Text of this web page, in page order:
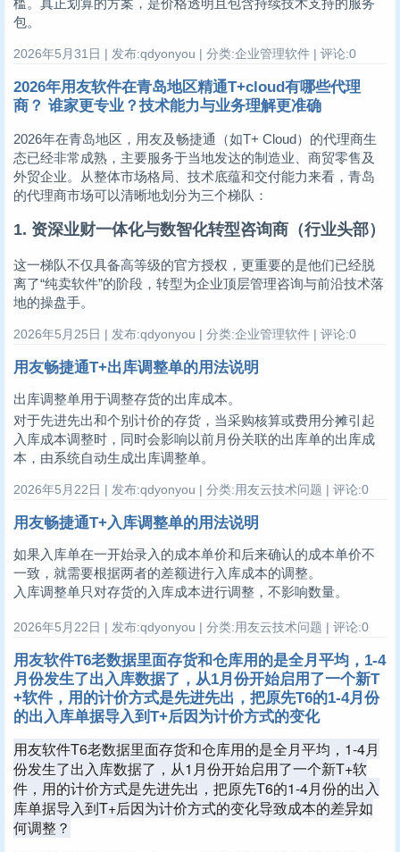
槛。真正划算的方案，是价格透明且包含持续技术支持的服务
包。
2026年5月31日 | 发布:qdyonyou | 分类:企业管理软件 | 评论:0
2026年用友软件在青岛地区精通T+cloud有哪些代理
商？ 谁家更专业？技术能力与业务理解更准确
2026年在青岛地区，用友及畅捷通（如T+ Cloud）的代理商生
态已经非常成熟，主要服务于当地发达的制造业、商贸零售及
外贸企业。从整体市场格局、技术底蕴和交付能力来看，青岛
的代理商市场可以清晰地划分为三个梯队：
1. 资深业财一体化与数智化转型咨询商（行业头部）
这一梯队不仅具备高等级的官方授权，更重要的是他们已经脱
离了“纯卖软件”的阶段，转型为企业顶层管理咨询与前沿技术落
地的操盘手。
2026年5月25日 | 发布:qdyonyou | 分类:企业管理软件 | 评论:0
用友畅捷通T+出库调整单的用法说明
出库调整单用于调整存货的出库成本。
对于先进先出和个别计价的存货，当采购核算或费用分摊引起
入库成本调整时，同时会影响以前月份关联的出库单的出库成
本，由系统自动生成出库调整单。
2026年5月22日 | 发布:qdyonyou | 分类:用友云技术问题 | 评论:0
用友畅捷通T+入库调整单的用法说明
如果入库单在一开始录入的成本单价和后来确认的成本单价不
一致，就需要根据两者的差额进行入库成本的调整。
入库调整单只对存货的入库成本进行调整，不影响数量。
2026年5月22日 | 发布:qdyonyou | 分类:用友云技术问题 | 评论:0
用友软件T6老数据里面存货和仓库用的是全月平均，1-4
月份发生了出入库数据了，从1月份开始启用了一个新T
+软件，用的计价方式是先进先出，把原先T6的1-4月份
的出入库单据导入到T+后因为计价方式的变化
用友软件T6老数据里面存货和仓库用的是全月平均，1-4月
份发生了出入库数据了，从1月份开始启用了一个新T+软
件，用的计价方式是先进先出，把原先T6的1-4月份的出入
库单据导入到T+后因为计价方式的变化导致成本的差异如
何调整？